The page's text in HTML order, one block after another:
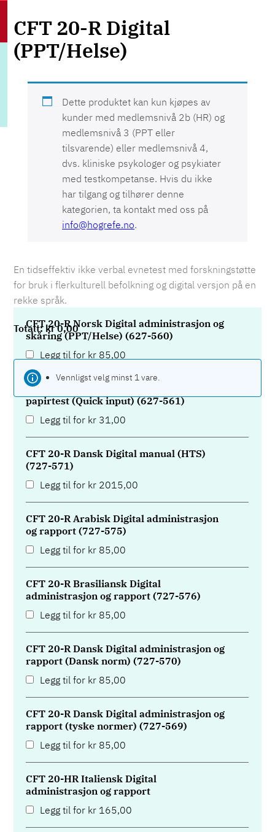
CFT 20-R Digital
(PPT/Helse)
Dette produktet kan kun kjøpes av
kunder med medlemsnivå 2b (HR) og
medlemsnivå 3 (PPT eller
tilsvarende) eller medlemsnivå 4,
dvs. kliniske psykologer og psykiater
med testkompetanse. Hvis du ikke
har tilgang og tilhører denne
kategorien, ta kontakt med oss på
info@hogrefe.no.
En tidseffektiv ikke verbal evnetest med forskningstøtte
for bruk i flerkulturell befolkning og digital versjon på en
rekke språk.
CFT 20-R Norsk Digital administrasjon og
skåring (PPT/Helse) (627-560)
Legg til for kr 85,00
CFT 20-R Norsk Digital skåring til
papirtest (Quick input) (627-561)
Legg til for kr 31,00
CFT 20-R Dansk Digital manual (HTS)
(727-571)
Legg til for kr 2015,00
CFT 20-R Arabisk Digital administrasjon
og rapport (727-575)
Legg til for kr 85,00
CFT 20-R Brasiliansk Digital
administrasjon og rapport (727-576)
Legg til for kr 85,00
CFT 20-R Dansk Digital administrasjon og
rapport (Dansk norm) (727-570)
Legg til for kr 85,00
CFT 20-R Dansk Digital administrasjon og
rapport (tyske normer) (727-569)
Legg til for kr 85,00
CFT 20-HR Italiensk Digital
administrasjon og rapport
Legg til for kr 165,00
kr0,00
Vennligst velg minst 1 vare.